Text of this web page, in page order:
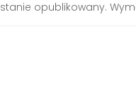
opublikowany.